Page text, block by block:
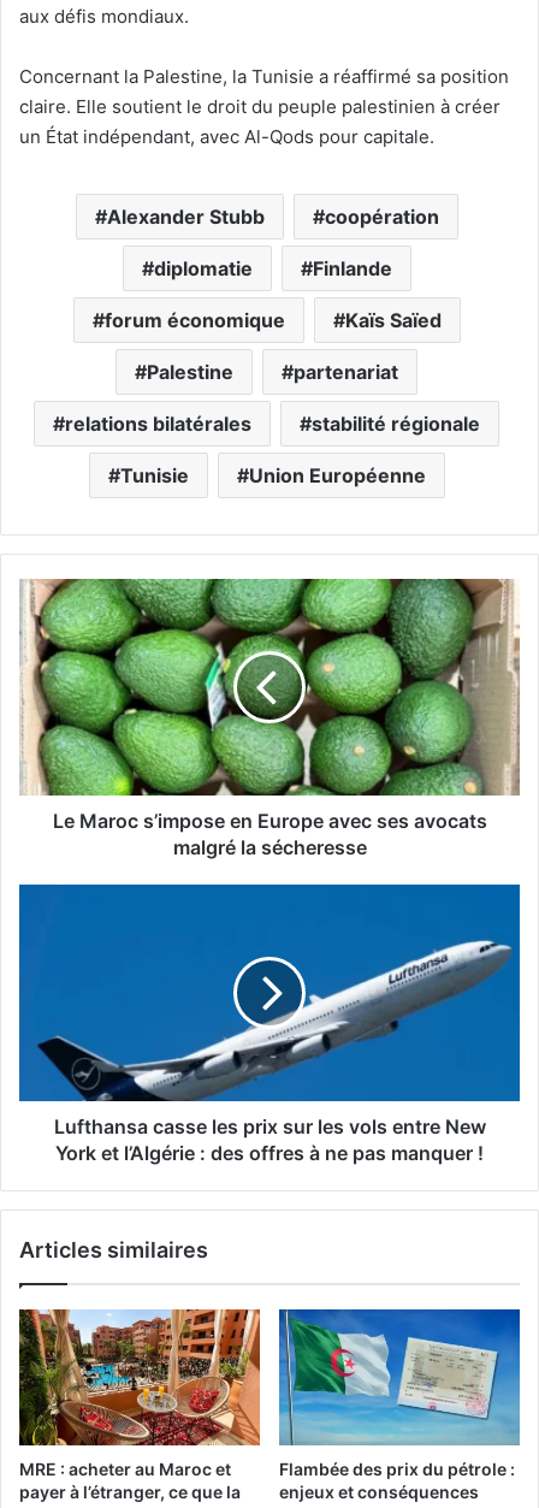
aux défis mondiaux.
Concernant la Palestine, la Tunisie a réaffirmé sa position
claire. Elle soutient le droit du peuple palestinien à créer
un État indépendant, avec Al-Qods pour capitale.
Alexander Stubb coopération
diplomatie Finlande
forum économique Kaïs Saïed
Palestine partenariat
relations bilatérales stabilité régionale
Tunisie Union Européenne
e
M
a
r
o
c
s
’
o
v
c
s
a
v
o
c
a
t
s
Le Maroc s’impose en Europe avec ses avocats
malgré la sécheresse
a
l
p
r
i
x
s
r
l
Lufthansa casse les prix sur les vols entre New
York et l’Algérie : des offres à ne pas manquer !
Articles similaires
MRE : acheter au Maroc et
payer à l’étranger, ce que la
Flambée des prix du pétrole :
enjeux et conséquences